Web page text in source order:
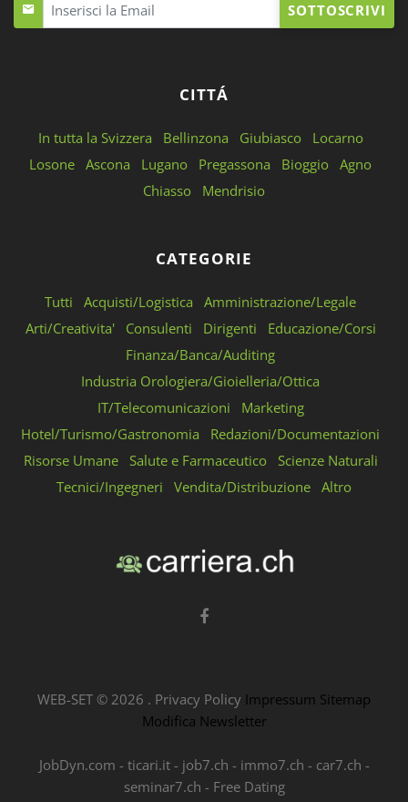
SOTTOSCRIVI
CITTÁ
In tutta la Svizzera Bellinzona Giubiasco
Locarno
Losone Ascona Lugano Pregassona Bioggio Agno
Chiasso
Mendrisio
CATEGORIE
Tutti Acquisti/Logistica
Amministrazione/Legale
Arti/Creativita'
Consulenti Dirigenti
Educazione/Corsi
Finanza/Banca/Auditing
Industria Orologiera/Gioielleria/Ottica
IT/Telecomunicazioni
Marketing
Hotel/Turismo/Gastronomia
Redazioni/Documentazioni
Risorse Umane
Salute e Farmaceutico
Scienze Naturali
Tecnici/Ingegneri
Vendita/Distribuzione Altro
WEB-SET © 2026 . Privacy Policy Impressum Sitemap
Modifica Newsletter
JobDyn.com - ticari.it- job7.ch - immo7.ch - car7.ch -
seminar7.ch - Free Dating